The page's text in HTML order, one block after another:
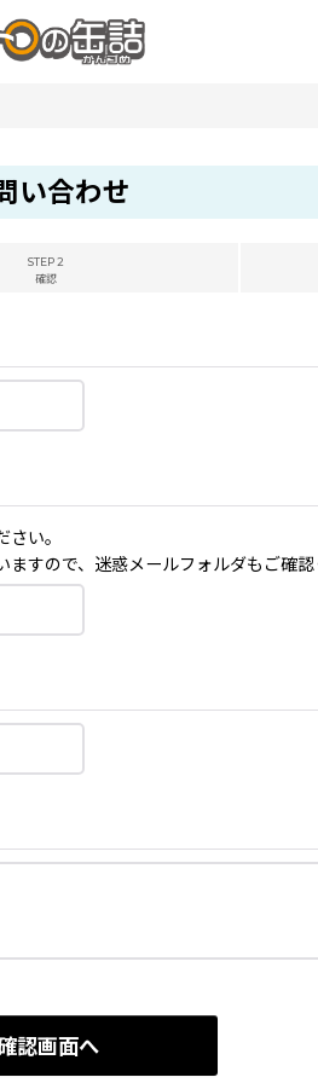
い合わせ
STEP 2
確認
い。
すので、迷惑メールフォルダもご確認
認画面へ